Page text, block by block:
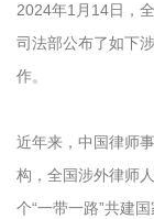
2024年1月14日，
司法部公布了如下
作。
近年来，中国律师
构，全国涉外律师
个“一带一路”共建